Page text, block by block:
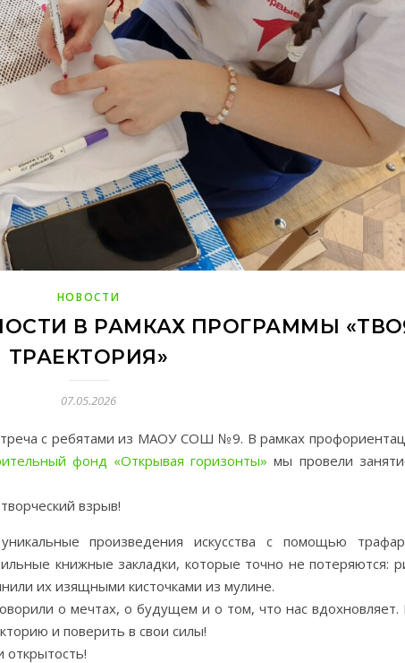
НОВОСТИ
В РАМКАХ ПРОГРАММЫ
ТРАЕКТОРИЯ»
07.05.2026
с ребятами из МАОУ СОШ №9. В рамках
фонд «Открывая горизонты» мы провели
взрыв!
произведения искусства с помощью
книжные закладки, которые точно не потеряются:
их изящными кисточками из мулине.
о мечтах, о будущем и о том, что нас
и поверить в свои силы!
открытость!